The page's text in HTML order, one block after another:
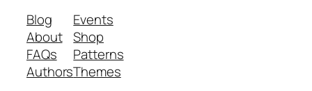
Blog
About
FAQs
Authors
Events
Shop
Patterns
Themes